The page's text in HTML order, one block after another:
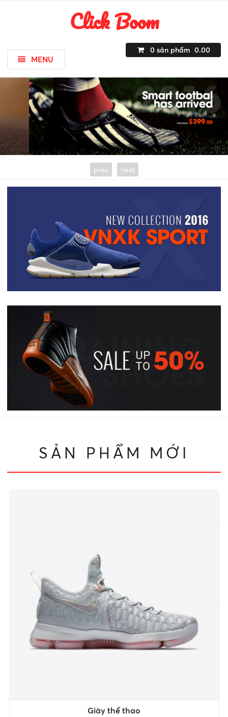
Click Boom
MENU
0 sản phẩm 0.00
prev next
SẢN PHẨM MỚI
Giày thể thao